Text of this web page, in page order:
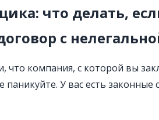
что делать,
с
что компания, с которой вы
паникуйте. У вас есть